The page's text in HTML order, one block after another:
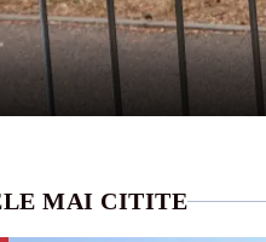
MAI CITITE